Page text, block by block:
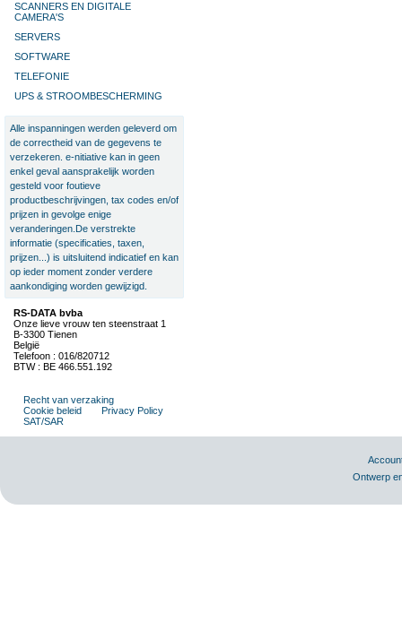
SCANNERS EN DIGITALE
CAMERA'S
SERVERS
SOFTWARE
TELEFONIE
UPS & STROOMBESCHERMING
Alle inspanningen werden geleverd om
de correctheid van de gegevens te
verzekeren. e-nitiative kan in geen
enkel geval aansprakelijk worden
gesteld voor foutieve
productbeschrijvingen, tax codes en/of
prijzen in gevolge enige
veranderingen.De verstrekte
informatie (specificaties, taxen,
prijzen...) is uitsluitend indicatief en kan
op ieder moment zonder verdere
aankondiging worden gewijzigd.
RS-DATA bvba
Onze lieve vrouw ten steenstraat 1
B-3300 Tienen
België
Telefoon : 016/820712
BTW : BE 466.551.192
Recht van verzaking
Cookie beleid
Privacy Policy
SAT/SAR
Ontwerp